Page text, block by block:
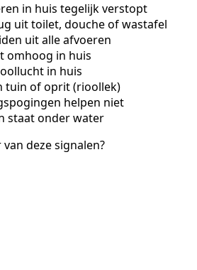
in huis tegelijk verstopt
uit toilet, douche of wastafel
uit alle afvoeren
omhoog in huis
in huis
tuin of oprit (rioollek)
helpen niet
staat onder water
deze signalen?